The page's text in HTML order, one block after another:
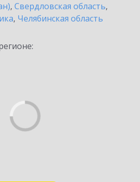
, Свердловская область,
, Челябинская область